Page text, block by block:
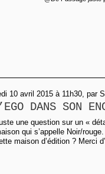
10 avril 2015 à 11h30, par
DANS SON
une question sur un «
qui s’appelle Noir/
maison d’édition ? Merci